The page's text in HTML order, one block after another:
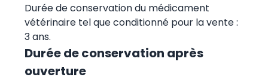
Durée de conservation du médicament
vétérinaire tel que conditionné pour la vente :
3 ans.
Durée de conservation après
ouverture